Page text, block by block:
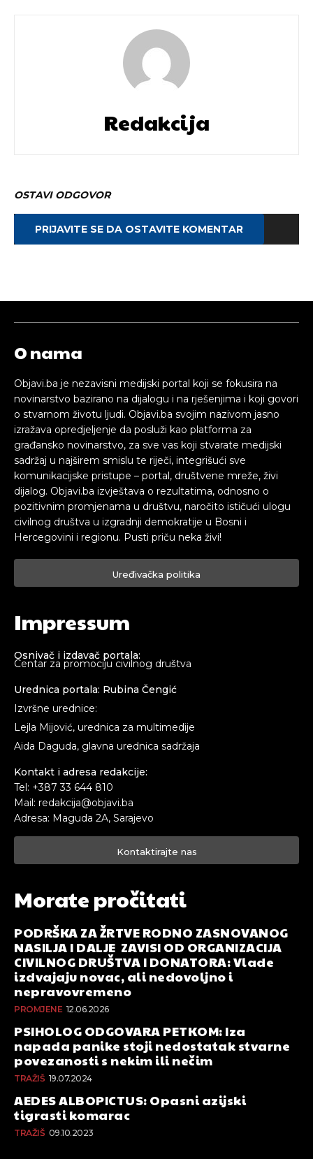
Redakcija
OSTAVI ODGOVOR
PRIJAVITE SE DA OSTAVITE KOMENTAR
O nama
Objavi.ba je nezavisni medijski portal koji se fokusira na
novinarstvo bazirano na dijalogu i na rješenjima i koji govori
o stvarnom životu ljudi. Objavi.ba svojim nazivom jasno
izražava opredjeljenje da posluži kao platforma za
građansko novinarstvo, za sve vas koji stvarate medijski
sadržaj u najširem smislu te riječi, integrišući sve
komunikacijske pristupe – portal, društvene mreže, živi
dijalog. Objavi.ba izvještava o rezultatima, odnosno o
pozitivnim promjenama u društvu, naročito ističući ulogu
civilnog društva u izgradnji demokratije u Bosni i
Hercegovini i regionu. Pusti priču neka živi!
Uređivačka politika
Impressum
Osnivač i izdavač portala:
Centar za promociju civilnog društva
Urednica portala: Rubina Čengić
Izvršne urednice:
Lejla Mijović, urednica za multimedije
Aida Daguda, glavna urednica sadržaja
Kontakt i adresa redakcije:
Tel: +387 33 644 810
Mail: redakcija@objavi.ba
Adresa: Maguda 2A, Sarajevo
Kontaktirajte nas
Morate pročitati
PODRŠKA ZA ŽRTVE RODNO ZASNOVANOG
NASILJA I DALJE ZAVISI OD ORGANIZACIJA
CIVILNOG DRUŠTVA I DONATORA: Vlade
izdvajaju novac, ali nedovoljno i
nepravovremeno
PROMJENE 12.06.2026
PSIHOLOG ODGOVARA PETKOM: Iza
napada panike stoji nedostatak stvarne
povezanosti s nekim ili nečim
TRAŽIŠ 19.07.2024
AEDES ALBOPICTUS: Opasni azijski
tigrasti komarac
TRAŽIŠ 09.10.2023